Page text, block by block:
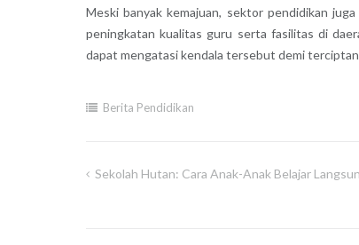
Meski banyak kemajuan, sektor pendidikan
peningkatan kualitas guru serta fasilitas di
dapat mengatasi kendala tersebut demi
Berita Pendidikan
Post
Sekolah Hutan: Cara Anak-Anak Belajar